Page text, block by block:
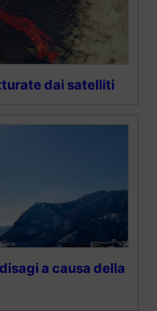
dai satelliti
a causa della